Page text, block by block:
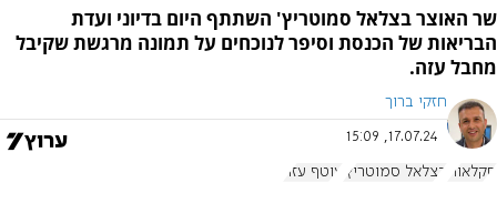
שר האוצר בצלאל סמוטריץ' השתתף היום בדיוני ועדת
הבריאות של הכנסת וסיפר לנוכחים על תמונה מרגשת שקיבל
מחבל עזה.
חזקי ברוך
17.07.24, 15:09
חקלאות בצלאל סמוטריץ' עוטף עזה